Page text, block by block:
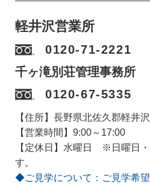
軽井沢営業所
0120-71-2221
千ヶ滝別荘管理事務所
0120-67-5335
【住所】長野県北佐久郡軽井
【営業時間】9:00～17:00
【定休日】水曜日 ※日曜日・
す。
◆ご見学について：ご見学希